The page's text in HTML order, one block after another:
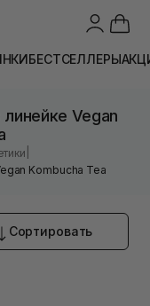
БЕСТСЕЛЛЕРЫ
Vegan
Kombucha Tea
Сортировать